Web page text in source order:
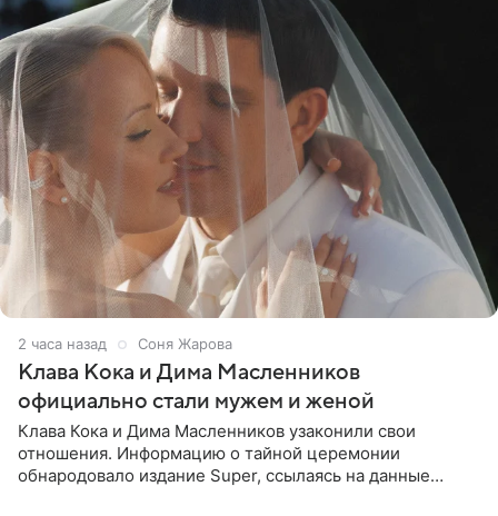
2 часа назад Соня Жарова
Клава Кока и Дима Масленников
официально стали мужем и женой
Клава Кока и Дима Масленников узаконили свои
отношения. Информацию о тайной церемонии
обнародовало издание Super, ссылаясь на данные